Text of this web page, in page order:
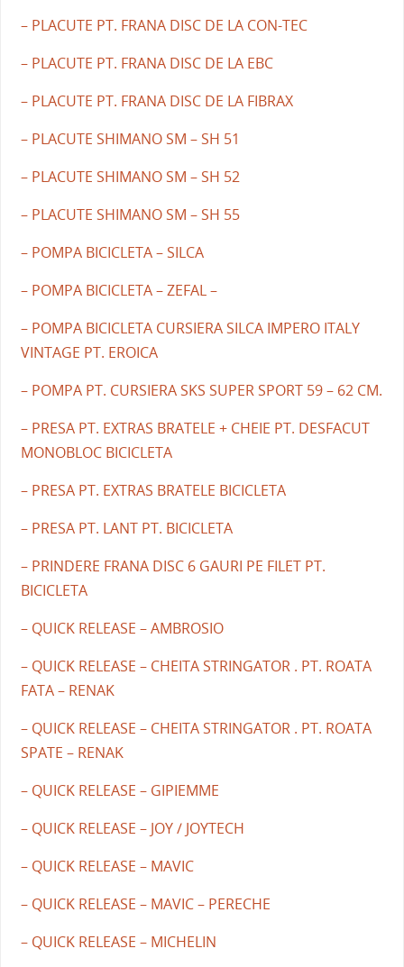
– PLACUTE PT. FRANA DISC DE LA CON-TEC
– PLACUTE PT. FRANA DISC DE LA EBC
– PLACUTE PT. FRANA DISC DE LA FIBRAX
– PLACUTE SHIMANO SM – SH 51
– PLACUTE SHIMANO SM – SH 52
– PLACUTE SHIMANO SM – SH 55
– POMPA BICICLETA – SILCA
– POMPA BICICLETA – ZEFAL –
– POMPA BICICLETA CURSIERA SILCA IMPERO ITALY
VINTAGE PT. EROICA
– POMPA PT. CURSIERA SKS SUPER SPORT 59 – 62 CM.
– PRESA PT. EXTRAS BRATELE + CHEIE PT. DESFACUT
MONOBLOC BICICLETA
– PRESA PT. EXTRAS BRATELE BICICLETA
– PRESA PT. LANT PT. BICICLETA
– PRINDERE FRANA DISC 6 GAURI PE FILET PT.
BICICLETA
– QUICK RELEASE – AMBROSIO
– QUICK RELEASE – CHEITA STRINGATOR . PT. ROATA
FATA – RENAK
– QUICK RELEASE – CHEITA STRINGATOR . PT. ROATA
SPATE – RENAK
– QUICK RELEASE – GIPIEMME
– QUICK RELEASE – JOY / JOYTECH
– QUICK RELEASE – MAVIC
– QUICK RELEASE – MAVIC – PERECHE
– QUICK RELEASE – MICHELIN